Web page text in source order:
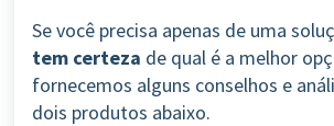
Se você precisa apenas de uma
tem certeza de qual é a melhor
fornecemos alguns conselhos e
dois produtos abaixo.